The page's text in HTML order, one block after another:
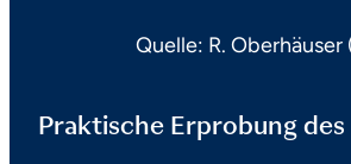
Quelle: R. Oberhäuser
Praktische Erprobung des